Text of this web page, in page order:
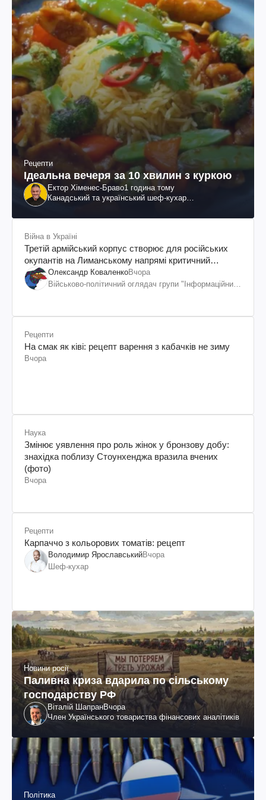
Рецепти
Ідеальна вечеря за 10 хвилин з куркою
Ектор Хіменес-Браво1 година тому
Канадський та український шеф-кухар
Війна в Україні
Третій армійський корпус створює для російських
окупантів на Лиманському напрямі критичний
дискомфорт: як це вдалося
Олександр КоваленкоВчора
Військово-політичний оглядач групи "Інформаційний
Рецепти
На смак як ківі: рецепт варення з кабачків не зиму
Вчора
Наука
Змінює уявлення про роль жінок у бронзову добу:
знахідка поблизу Стоунхенджа вразила вчених
(фото)
Вчора
Рецепти
Карпаччо з кольорових томатів: рецепт
Володимир ЯрославськийВчора
Шеф-кухар
Новини росії
Паливна криза вдарила по сільському
господарству РФ
Віталій ШапранВчора
Член Українського товариства фінансових аналітиків
Політика